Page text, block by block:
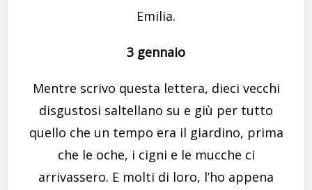
Emilia.
3 gennaio
Mentre scrivo questa lettera, dieci vecchi
disgustosi saltellano su e giù per tutto
quello che un tempo era il giardino, prima
che le oche, i cigni e le mucche ci
arrivassero. E molti di loro, l’ho appena